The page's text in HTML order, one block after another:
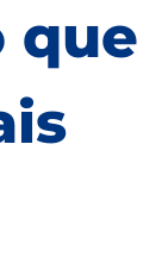
que